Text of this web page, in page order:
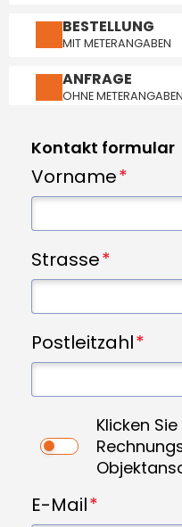
BESTELLUNG
MIT METERANGABEN
ANFRAGE
OHNE METERANGABEN
Kontakt formular
Vorname
Strasse
Postleitzahl
Klicken
E-Mail